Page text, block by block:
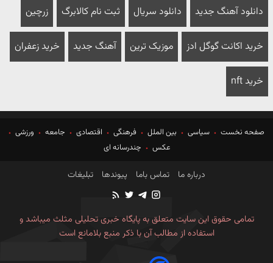
دانلود آهنگ جدید دانلود سریال ثبت نام کالابرگ زرچین
خرید اکانت گوگل ادز موزیک ترین آهنگ جدید خرید زعفران
خرید nft
صفحه نخست سیاسی بین الملل فرهنگی اقتصادی جامعه
ورزشی
عکس
چندرسانه ای
درباره ما تماس باما پیوندها تبلیغات
تمامی حقوق این سایت متعلق به پایگاه خبری تحلیلی مثلث میباشد و
استفاده از مطالب آن با ذکر منبع بلامانع است